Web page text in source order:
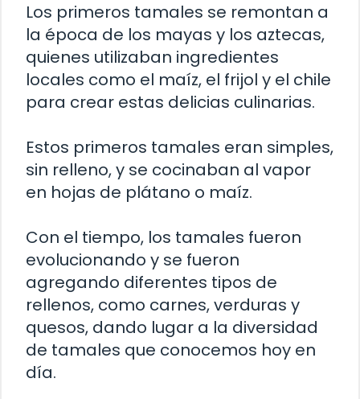
Los primeros tamales se remontan a
la época de los mayas y los aztecas,
quienes utilizaban ingredientes
locales como el maíz, el frijol y el chile
para crear estas delicias culinarias.
Estos primeros tamales eran simples,
sin relleno, y se cocinaban al vapor
en hojas de plátano o maíz.
Con el tiempo, los tamales fueron
evolucionando y se fueron
agregando diferentes tipos de
rellenos, como carnes, verduras y
quesos, dando lugar a la diversidad
de tamales que conocemos hoy en
día.